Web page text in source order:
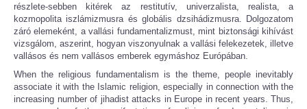
részlete-sebben kitérek az restitutív, univerzalista, realista, a
kozmopolita iszlámizmusra és globális dzsihádizmusra. Dolgozatom
záró elemeként, a vallási fundamentalizmust, mint biztonsági kihívást
vizsgálom, aszerint, hogyan viszonyulnak a vallási felekezetek, illetve
vallásos és nem vallásos emberek egymáshoz Európában.
When the religious fundamentalism is the theme, people inevitably
associate it with the Islamic religion, especially in connection with the
increasing number of jihadist attacks in Europe in recent years. Thus,